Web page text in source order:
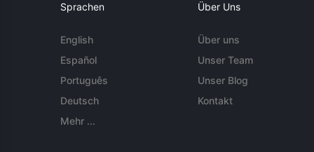
Sprachen
English
Español
Português
Deutsch
Mehr ...
Über Uns
Über uns
Unser Team
Unser Blog
Kontakt